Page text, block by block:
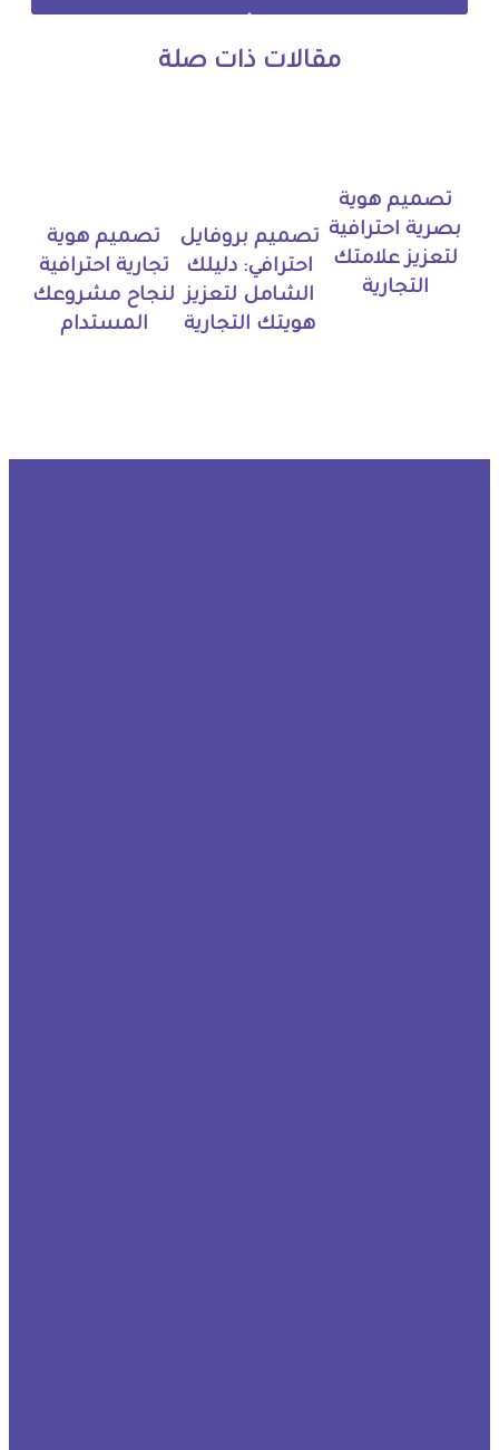
مقالات ذات صلة
تصميم هوية
بصرية احترافية
لتعزيز علامتك
التجارية
تصميم بروفايل
احترافي: دليلك
الشامل لتعزيز
هويتك التجارية
تصميم هوية
تجارية احترافية
لنجاح مشروعك
المستدام